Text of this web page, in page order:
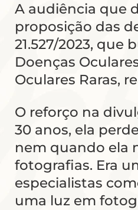
A audiência que
proposição das
21.527/2023,
Doenças
Oculares Raras,
O reforço na
30 anos, ela
nem quando ela
fotografias. Era
especialistas
uma luz em